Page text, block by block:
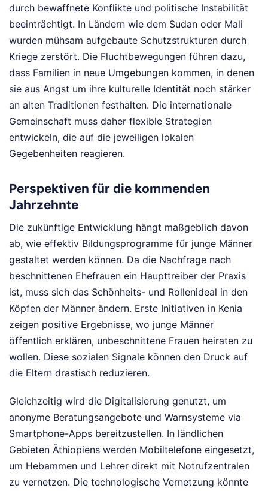
durch bewaffnete Konflikte und politische Instabilität
beeinträchtigt. In Ländern wie dem Sudan oder Mali
wurden mühsam aufgebaute Schutzstrukturen durch
Kriege zerstört. Die Fluchtbewegungen führen dazu,
dass Familien in neue Umgebungen kommen, in denen
sie aus Angst um ihre kulturelle Identität noch stärker
an alten Traditionen festhalten. Die internationale
Gemeinschaft muss daher flexible Strategien
entwickeln, die auf die jeweiligen lokalen
Gegebenheiten reagieren.
Perspektiven für die kommenden
Jahrzehnte
Die zukünftige Entwicklung hängt maßgeblich davon
ab, wie effektiv Bildungsprogramme für junge Männer
gestaltet werden können. Da die Nachfrage nach
beschnittenen Ehefrauen ein Haupttreiber der Praxis
ist, muss sich das Schönheits- und Rollenideal in den
Köpfen der Männer ändern. Erste Initiativen in Kenia
zeigen positive Ergebnisse, wo junge Männer
öffentlich erklären, unbeschnittene Frauen heiraten zu
wollen. Diese sozialen Signale können den Druck auf
die Eltern drastisch reduzieren.
Gleichzeitig wird die Digitalisierung genutzt, um
anonyme Beratungsangebote und Warnsysteme via
Smartphone-Apps bereitzustellen. In ländlichen
Gebieten Äthiopiens werden Mobiltelefone eingesetzt,
um Hebammen und Lehrer direkt mit Notrufzentralen
zu vernetzen. Die technologische Vernetzung könnte